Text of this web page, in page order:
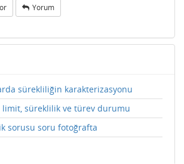
Yorum
sürekliliğin karakterizasyonu
limit, süreklilik ve türev durumu
sorusu soru fotoğrafta